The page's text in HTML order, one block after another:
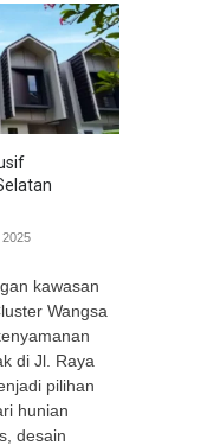
kawasan
Wangsa
di Jl. Raya
pilihan
hunian
desain